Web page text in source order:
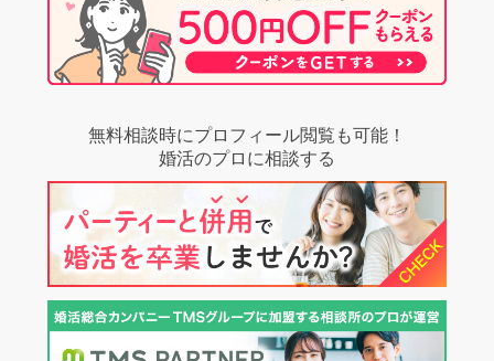
無料相談時にプロフィール閲覧も可能！
婚活のプロに相談する